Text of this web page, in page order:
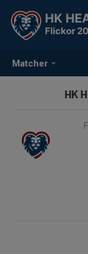
Matcher
HK
Flickor
HK